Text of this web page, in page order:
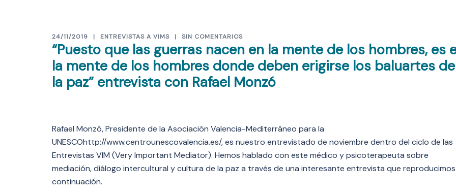
24/11/2019 ENTREVISTAS A VIMS SIN COMENTARIOS
“Puesto que las guerras nacen en la mente de los hombres, es
la mente de los hombres donde deben erigirse los baluartes de
la paz” entrevista con Rafael Monzó
Rafael Monzó, Presidente de la Asociación Valencia-Mediterráneo para la
UNESCOhttp://www.centrounescovalencia.es/, es nuestro entrevistado de noviembre dentro del ciclo de las
Entrevistas VIM (Very Important Mediator). Hemos hablado con este médico y psicoterapeuta sobre
mediación, diálogo intercultural y cultura de la paz a través de una interesante entrevista que
continuación.